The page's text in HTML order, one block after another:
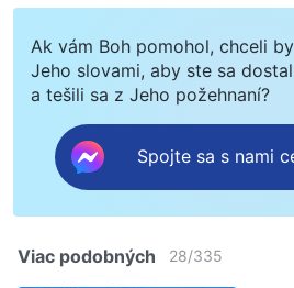
Ak vám Boh pomohol, chceli
Jeho slovami, aby ste sa
a tešili sa z Jeho požehnaní?
Spojte sa s nami
Viac podobných 28/335